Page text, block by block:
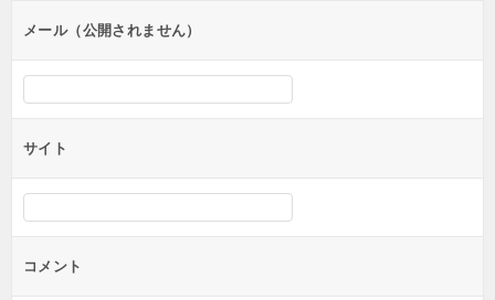
ンメール（公開されません）
サイト
コメント